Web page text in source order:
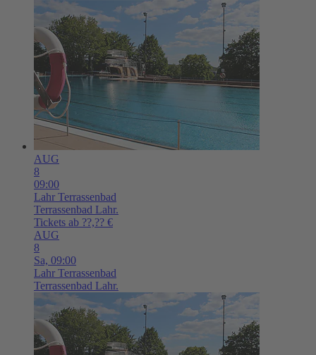
AUG
8
09:00
Lahr Terrassenbad
Terrassenbad Lahr.
Tickets ab ??,?? €
AUG
8
Sa, 09:00
Lahr Terrassenbad
Terrassenbad Lahr.